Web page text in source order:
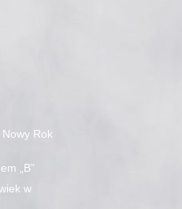
Rok
„B”
w